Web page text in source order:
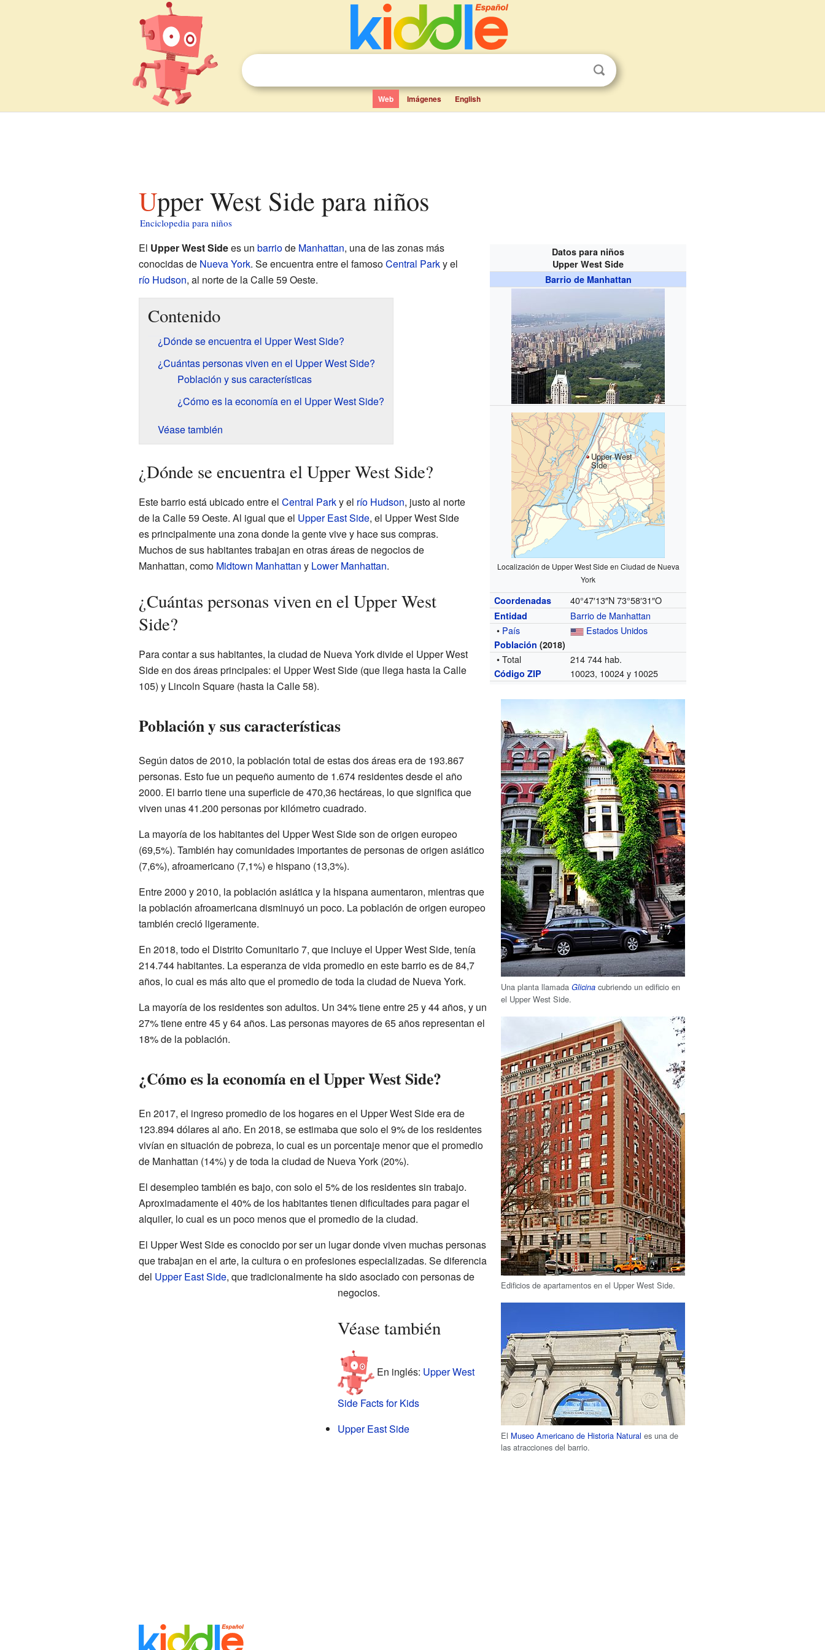
Web Imágenes English
Upper West Side para niños
Enciclopedia para niños
Datos para niños
Upper West Side
Barrio de Manhattan
Upper West
Side
Localización de Upper West Side en Ciudad de Nueva
York
Coordenadas 40°47′13″N 73°58′31″O
Entidad
Barrio de Manhattan
• País Estados Unidos
Población (2018)
• Total 214 744 hab.
Código ZIP 10023, 10024 y 10025
El Upper West Sidees un barriode Manhattan, una de las zonas más
conocidas de Nueva York. Se encuentra entre el famosoCentral Parky el
río Hudson, al norte de la Calle 59 Oeste.
Una planta llamadaGlicina cubriendo un edificio en
el Upper West Side.
Edificios de apartamentos en el Upper West Side.
El Museo Americano de Historia Natural es una de
las atracciones del barrio.
Contenido
¿Dónde se encuentra el Upper West Side?
¿Cuántas personas viven en el Upper West Side?
Población y sus características
¿Cómo es la economía en el Upper West Side?
Véase también
¿Dónde se encuentra el Upper West Side?
Este barrio está ubicado entre el Central Parky el río Hudson, justo al norte
de la Calle 59 Oeste. Al igual que el Upper East Side, el Upper West Side
es principalmente una zona donde la gente vive y hace sus compras.
Muchos de sus habitantes trabajan en otras áreas de negocios de
Manhattan, como Midtown Manhattan y Lower Manhattan.
¿Cuántas personas viven en el Upper West
Side?
Para contar a sus habitantes, la ciudad de Nueva York divide el Upper West
Side en dos áreas principales: el Upper West Side (que llega hasta la Calle
105) y Lincoln Square (hasta la Calle 58).
Población y sus características
Según datos de 2010, la población total de estas dos áreas era de 193.867
personas. Esto fue un pequeño aumento de 1.674 residentes desde el año
2000. El barrio tiene una superficie de 470,36 hectáreas, lo que significa que
viven unas 41.200 personas por kilómetro cuadrado.
La mayoría de los habitantes del Upper West Side son de origen europeo
(69,5%). También hay comunidades importantes de personas de origen asiático
(7,6%), afroamericano (7,1%) e hispano (13,3%).
Entre 2000 y 2010, la población asiática y la hispana aumentaron, mientras que
la población afroamericana disminuyó un poco. La población de origen europeo
también creció ligeramente.
En 2018, todo el Distrito Comunitario 7, que incluye el Upper West Side, tenía
214.744 habitantes. La esperanza de vida promedio en este barrio es de 84,7
años, lo cual es más alto que el promedio de toda la ciudad de Nueva York.
La mayoría de los residentes son adultos. Un 34% tiene entre 25 y 44 años, y un
27% tiene entre 45 y 64 años. Las personas mayores de 65 años representan el
18% de la población.
¿Cómo es la economía en el Upper West Side?
En 2017, el ingreso promedio de los hogares en el Upper West Side era de
123.894 dólares al año. En 2018, se estimaba que solo el 9% de los residentes
vivían en situación de pobreza, lo cual es un porcentaje menor que el promedio
de Manhattan (14%) y de toda la ciudad de Nueva York (20%).
El desempleo también es bajo, con solo el 5% de los residentes sin trabajo.
Aproximadamente el 40% de los habitantes tienen dificultades para pagar el
alquiler, lo cual es un poco menos que el promedio de la ciudad.
El Upper West Side es conocido por ser un lugar donde viven muchas personas
que trabajan en el arte, la cultura o en profesiones especializadas. Se diferencia
del Upper East Side, que tradicionalmente ha sido asociado con personas de
negocios.
Véase también
En inglés: Upper West
Side Facts for Kids
Upper East Side